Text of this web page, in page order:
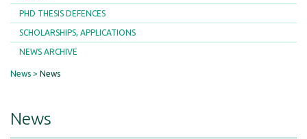
PHD THESIS DEFENCES
SCHOLARSHIPS, APPLICATIONS
NEWS ARCHIVE
News News
News